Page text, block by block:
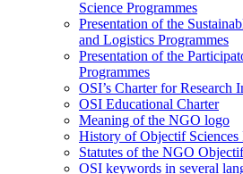
Science Programmes
Presentation of the
and Logistics Programmes
Presentation of the
Programmes
OSI’s Charter for Research
OSI Educational Charter
Meaning of the NGO logo
History of Objectif Sciences
Statutes of the NGO
OSI keywords in several